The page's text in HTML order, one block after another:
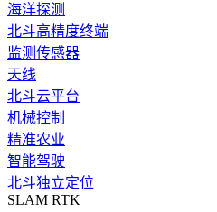
海洋探测
北斗高精度终端
监测传感器
天线
北斗云平台
机械控制
精准农业
智能驾驶
北斗独立定位
SLAM RTK